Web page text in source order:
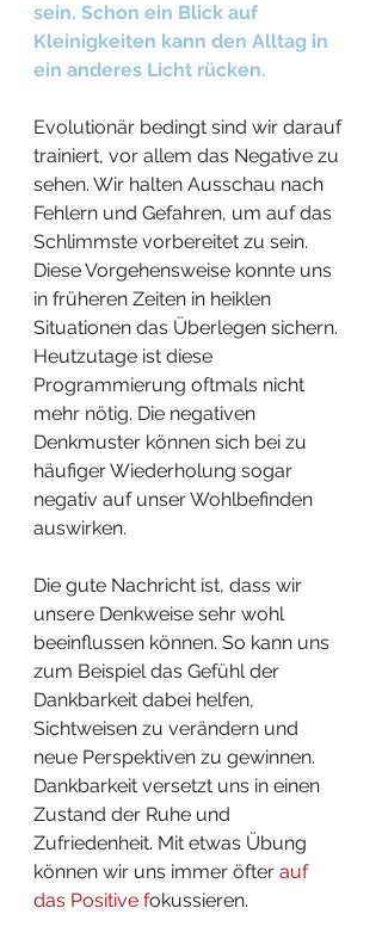
sein. Schon ein Blick auf
Kleinigkeiten kann den Alltag in
ein anderes Licht rücken.
Evolutionär bedingt sind wir darauf
trainiert, vor allem das Negative zu
sehen. Wir halten Ausschau nach
Fehlern und Gefahren, um auf das
Schlimmste vorbereitet zu sein.
Diese Vorgehensweise konnte uns
in früheren Zeiten in heiklen
Situationen das Überlegen sichern.
Heutzutage ist diese
Programmierung oftmals nicht
mehr nötig. Die negativen
Denkmuster können sich bei zu
häufiger Wiederholung sogar
negativ auf unser Wohlbefinden
auswirken.
Die gute Nachricht ist, dass wir
unsere Denkweise sehr wohl
beeinflussen können. So kann uns
zum Beispiel das Gefühl der
Dankbarkeit dabei helfen,
Sichtweisen zu verändern und
neue Perspektiven zu gewinnen.
Dankbarkeit versetzt uns in einen
Zustand der Ruhe und
Zufriedenheit. Mit etwas Übung
können wir uns immer öfter auf
das Positive fokussieren.